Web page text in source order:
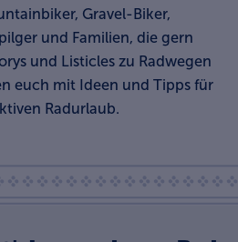
Gravel-Biker,
und Familien, die gern
und Listicles zu Radwegen
euch mit Ideen und Tipps für
Radurlaub.